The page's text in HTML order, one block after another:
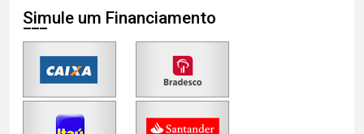
Simule um Financiamento